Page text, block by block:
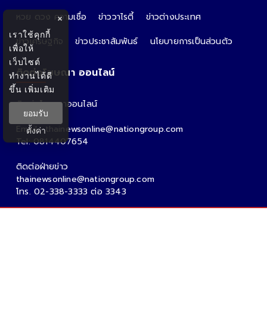
หวย ดวง ความเชื่อ
ข่าววาไรตี้
ข่าวต่างประเทศ
ข่าวเศรษฐกิจ
ข่าวประชาสัมพันธ์ นโยบายการเป็นส่วนตัว
ติดต่อโฆษณา ออนไลน์
ติดต่อโฆษณาออนไลน์
คุณอ้อ
Email : thainewsonline@nationgroup.com
Tel: 0814407654
ติดต่อฝ่ายข่าว
thainewsonline@nationgroup.com
โทร. 02-338-3333 ต่อ 3343
×
เราใช้คุกกี้
เพื่อให้
เว็บไซต์
ทำงานได้ดี
ขึ้น เพิ่มเติม
ยอมรับ
ตั้งค่า